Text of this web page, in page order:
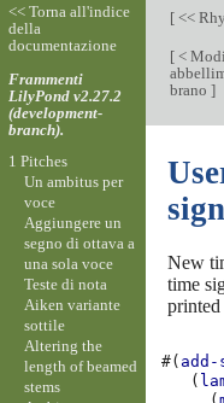
[<<
[<
brano ]
New
time
printed
#(
(
<< Torna all'indice
della
documentazione
Frammenti
LilyPond v2.27.2
(development-
branch).
1 Pitches
Un ambitus per
voce
Aggiungere un
segno di ottava a
una sola voce
Teste di nota
Aiken variante
sottile
Altering the
length of beamed
stems